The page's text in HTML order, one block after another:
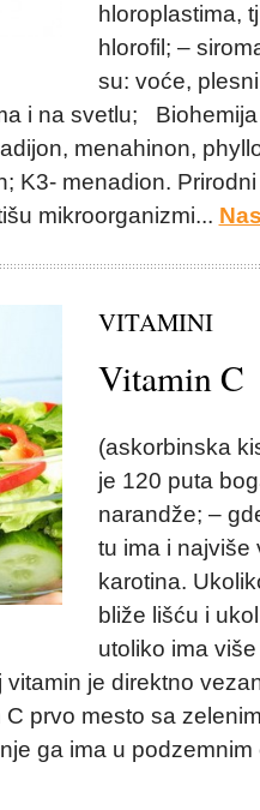
hloroplastima,
hlorofil; –
su: voće,
i na svetlu;
menahinon,
K3- menadion.
mikroorganizmi...
VITAMINI
Vitamin C
(askorbinska
je 120 puta
narandže; –
tu ima i najviše
karotina.
bliže lišću i
utoliko ima
je direktno
prvo mesto sa
ga ima u podzemnim